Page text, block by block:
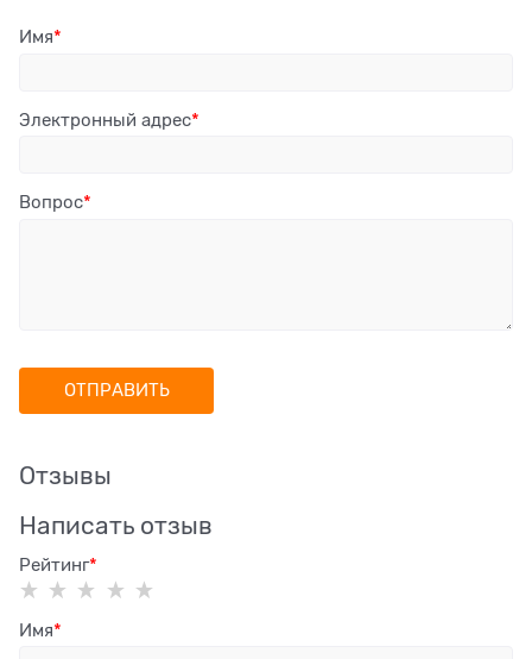
Имя
Электронный адрес
Вопрос
Отзывы
Написать отзыв
Рейтинг
Имя